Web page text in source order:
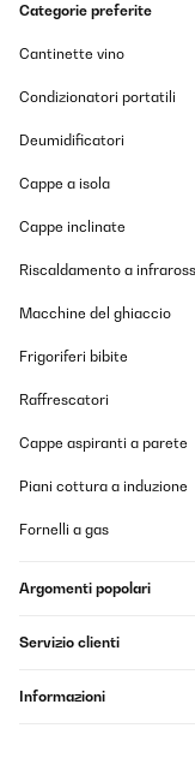
meiner Uhr. Die
diese Feature
keiner Abwertung.
Amazon-Benutzer
Tradurre
Correspond
Tradurre
Categorie preferite
Cantinette vino
Condizionatori portatili
Deumidificatori
Cappe a isola
Cappe inclinate
Riscaldamento a
Macchine del ghiaccio
Frigoriferi bibite
Raffrescatori
Cappe aspiranti a parete
Piani cottura a induzione
Fornelli a gas
Argomenti popolari
Servizio clienti
Informazioni